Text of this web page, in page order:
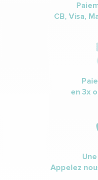
CB, Visa,
en 3x
Appelez